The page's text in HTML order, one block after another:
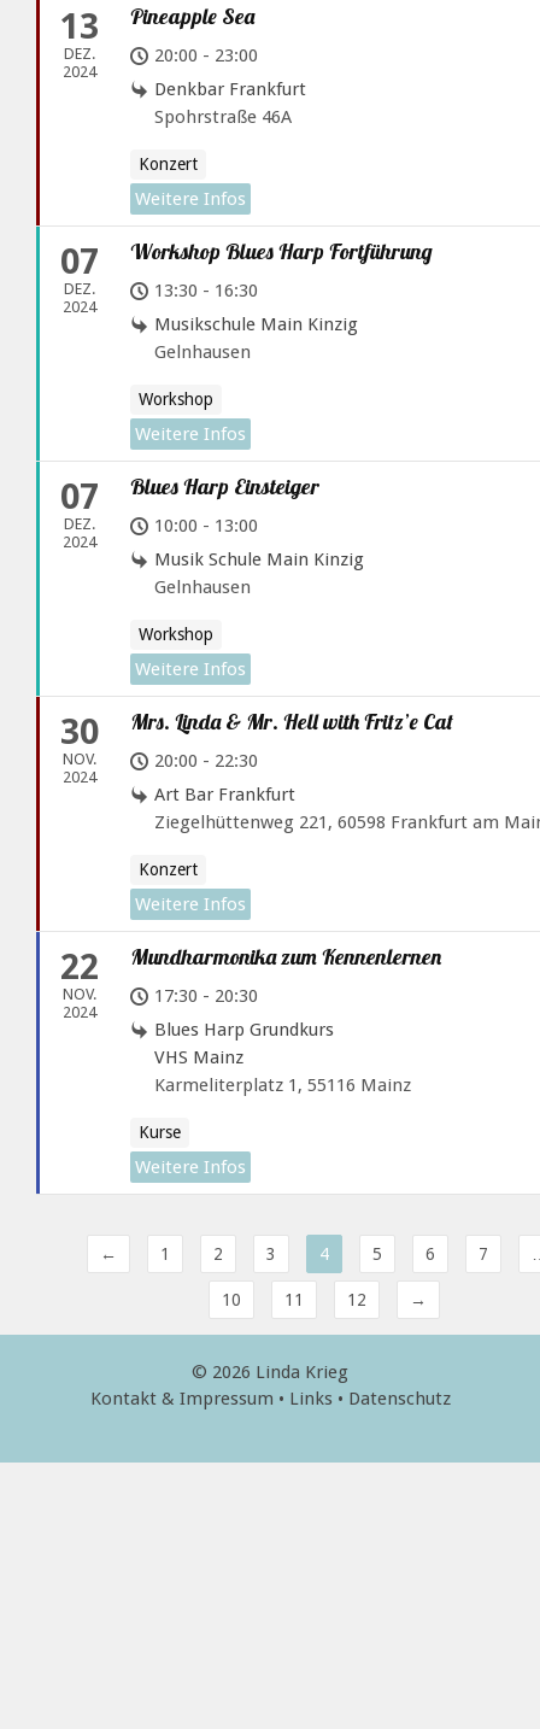
13
DEZ.
2024
Pineapple Sea
20:00 - 23:00
Denkbar Frankfurt
Spohrstraße 46A
Konzert
Weitere Infos
07
DEZ.
2024
Workshop Blues Harp Fortführung
13:30 - 16:30
Musikschule Main Kinzig
Gelnhausen
Workshop
Weitere Infos
07
DEZ.
2024
Blues Harp Einsteiger
10:00 - 13:00
Musik Schule Main Kinzig
Gelnhausen
Workshop
Weitere Infos
30
NOV.
2024
Mrs. Linda & Mr. Hell with Fritz’e Cat
20:00 - 22:30
Art Bar Frankfurt
Ziegelhüttenweg 221, 60598 Frankfurt am
Konzert
Weitere Infos
22
NOV.
2024
Mundharmonika zum Kennenlernen
17:30 - 20:30
Blues Harp Grundkurs
VHS Mainz
Karmeliterplatz 1, 55116 Mainz
Kurse
Weitere Infos
← 1 2 3 4 5 6 7
10 11 12 →
© 2026 Linda Krieg
Kontakt & Impressum • Links • Datenschutz